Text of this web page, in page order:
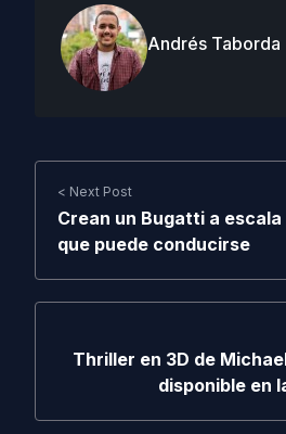
Andrés Taborda
< Next Post
Crean un Bugatti a escala
que puede conducirse
Thriller en 3D de
disponible en